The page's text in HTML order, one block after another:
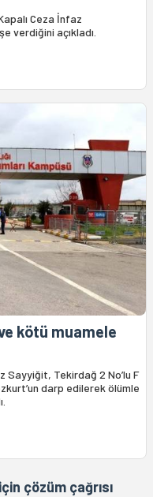
Ceza İnfaz
verdiğini açıkladı.
kötü muamele
Sayyiğit, Tekirdağ 2 No’lu F
darp edilerek ölümle
çözüm çağrısı